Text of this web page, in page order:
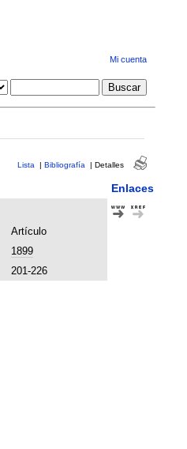
Mi cuenta
Lista | Bibliografía | Detalles
Enlaces
Artículo
1899
201-226